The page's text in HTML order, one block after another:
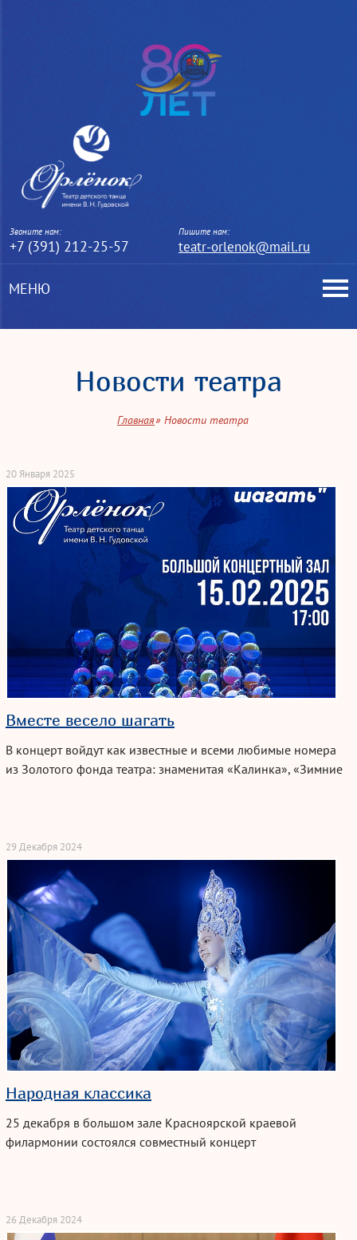
Звоните нам:
+7 (391) 212-25-57
Пишите нам:
teatr-orlenok@mail.ru
МЕНЮ
Новости театра
Главная Новости театра
20 Января 2025
Вместе весело шагать
В концерт войдут как известные и всеми любимые номера
из Золотого фонда театра: знаменитая «Калинка», «Зимние
29 Декабря 2024
Народная классика
25 декабря в большом зале Красноярской краевой
филармонии состоялся совместный концерт
Дворца пионеров — «Народная Классика»🎉
26 Декабря 2024